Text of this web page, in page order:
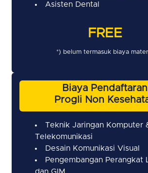
Asisten Dental
FREE
*) belum termasuk biaya
Biaya Pendaftaran
Progli Non
Teknik Jaringan Komputer
Telekomunikasi
Desain Komunikasi Visual
Pengembangan Perangkat